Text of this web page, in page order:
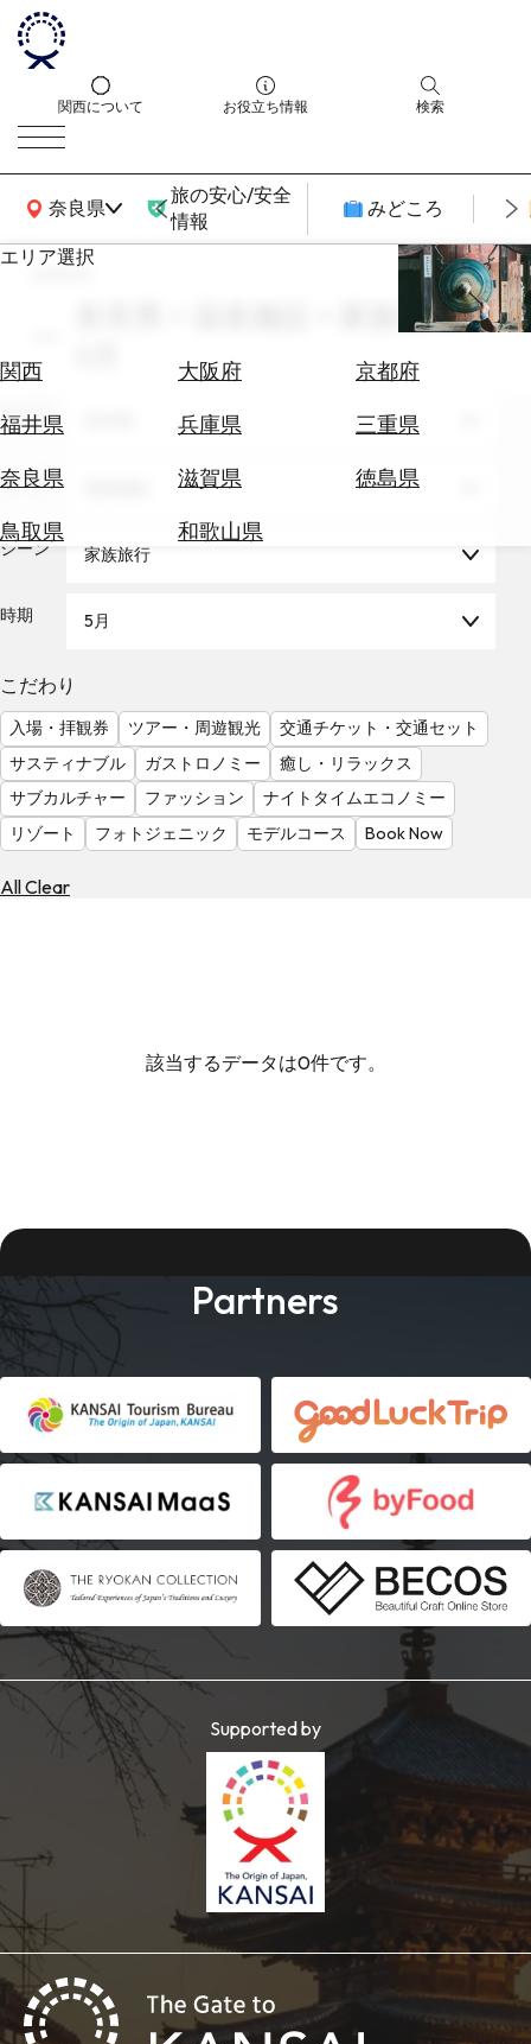
関西について お役立ち情報 検索
奈良県
関西広域MAP
旅の安心/安全
情報
みどころ
エリア選択
関西 大阪府
京都府
福井県
兵庫県
三重県
奈良県
滋賀県
徳島県
鳥取県
和歌山県
エ
券
テ
を
る
気
を
見
る
search
奈良県 × 温泉施設 × 家族旅行 ×
エリア
テーマ
シーン 家族旅行
時期 5月
こだわり
入場・拝観券 ツアー・周遊観光
交通チケット・交通セット
サスティナブル
ガストロノミー
癒し・リラックス
サブカルチャー
ファッション
ナイトタイムエコノミー
リゾート
フォトジェニック モデルコース Book Now
All Clear
該当するデータは0件です。
Partners
Supported by